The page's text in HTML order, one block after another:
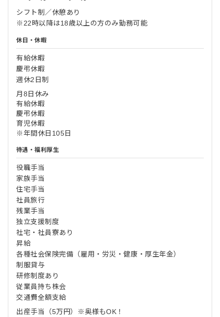
シフト制／休憩あり
※22時以降は18歳以上の方のみ勤務可能
休日・休暇
有給休暇
慶弔休暇
週休2日制
月8日休み
有給休暇
慶弔休暇
育児休暇
※年間休日105日
待遇・福利厚生
役職手当
家族手当
住宅手当
社員旅行
残業手当
独立支援制度
社宅・社員寮あり
昇給
各種社会保険完備（雇用・労災・健康・厚生年金）
制服貸与
研修制度あり
従業員持ち株会
交通費全額支給
出産手当（5万円）※奥様もOK！